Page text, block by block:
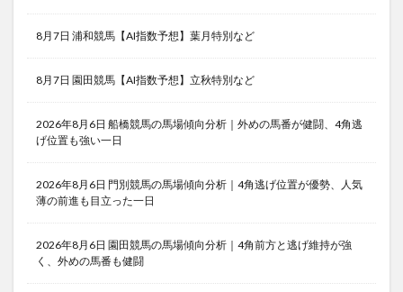
8月7日 浦和競馬【AI指数予想】葉月特別など
8月7日 園田競馬【AI指数予想】立秋特別など
2026年8月6日 船橋競馬の馬場傾向分析｜外めの馬番が健闘、4角逃
げ位置も強い一日
2026年8月6日 門別競馬の馬場傾向分析｜4角逃げ位置が優勢、人気
薄の前進も目立った一日
2026年8月6日 園田競馬の馬場傾向分析｜4角前方と逃げ維持が強
く、外めの馬番も健闘